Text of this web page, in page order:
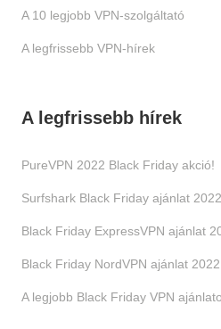
A 10 legjobb VPN-szolgáltató
A legfrissebb VPN-hírek
A legfrissebb hírek
PureVPN 2022 Black Friday akció!
Surfshark Black Friday ajánlat 2022
Black Friday ExpressVPN ajánlat
Black Friday NordVPN ajánlat 2022
A legjobb Black Friday VPN